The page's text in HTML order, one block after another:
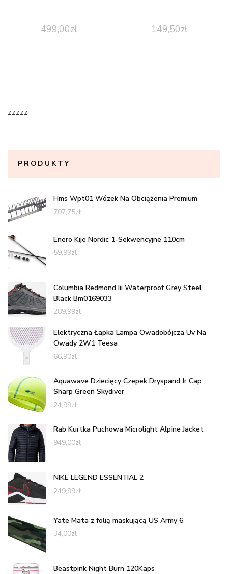
499,00zł 149,50zł
zzzzz
PRODUKTY
Hms Wpt01 Wózek Na Obciążenia Premium
707,75zł
Enero Kije Nordic 1-Sekwencyjne 110cm
59,99zł
Columbia Redmond Iii Waterproof Grey Steel
Black Bm0169033
289,99zł
Elektryczna Łapka Lampa Owadobójcza Uv Na
Owady 2W1 Teesa
66,90zł
Aquawave Dziecięcy Czepek Dryspand Jr Cap
Sharp Green Skydiver
24,99zł
Rab Kurtka Puchowa Microlight Alpine Jacket
949,00zł
NIKE LEGEND ESSENTIAL 2
249,99zł
Yate Mata z folią maskującą US Army 6
34,00zł
Beastpink Night Burn 120Kaps